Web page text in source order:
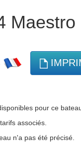
Maestro
pour ce
associés.
n'a pas été précisé.